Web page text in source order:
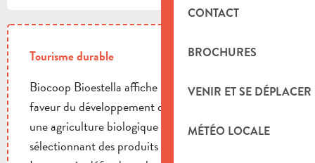
CONTACT
BROCHURES
VENIR ET SE DÉPLACER
MÉTÉO LOCALE
Tourisme durable
Biocoop Bioestella affiche un engagement fort en
faveur du développement durable en privilégiant
une agriculture biologique exigeante, et en
sélectionnant des produits écoresponsables.